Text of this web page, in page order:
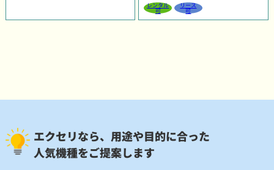
レンタル
可
リース
可
エクセリなら、用途や目的に合った
人気機種をご提案します